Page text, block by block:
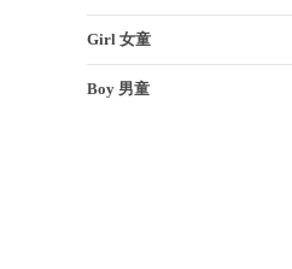
Girl 女童
Boy 男童